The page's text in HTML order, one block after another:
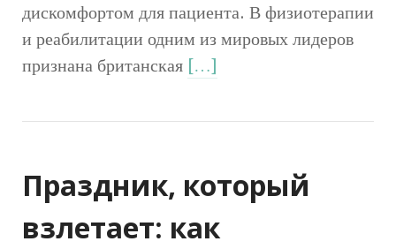
дискомфортом для пациента. В физиотерапии
и реабилитации одним из мировых лидеров
признана британская […]
Праздник, который
взлетает: как